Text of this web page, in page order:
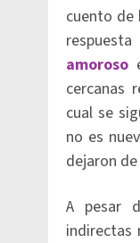
cuento de
amoroso
cercanas
cual se
no es
dejaron
A pesar
indirectas